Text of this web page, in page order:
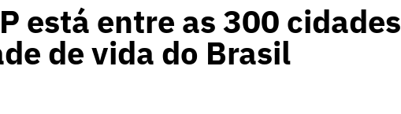
está entre as 300 cidades
de vida do Brasil